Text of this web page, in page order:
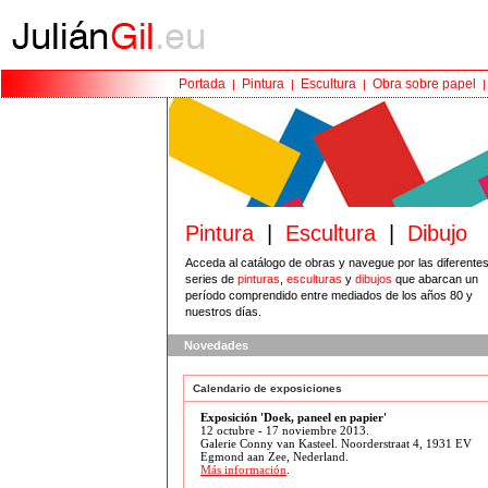
Portada | Pintura | Escultura | Obra sobre papel
Pintura Escultura Dibujo
Acceda al catálogo de obras y navegue por las diferentes
series de pinturas esculturas y dibujos que abarcan un
período comprendido entre mediados de los años 80 y
nuestros días.
Novedades
Calendario de exposiciones
Exposición 'Doek, paneel en papier'
12 octubre - 17 noviembre 2013.
Galerie Conny van Kasteel. Noorderstraat 4, 1931 EV
Egmond aan Zee, Nederland.
Más información